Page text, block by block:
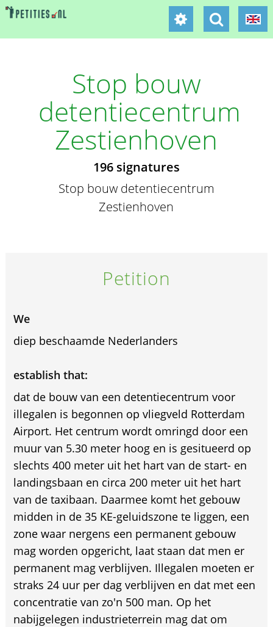
Stop bouw
detentiecentrum
Zestienhoven
196 signatures
Stop bouw detentiecentrum
Zestienhoven
Petition
We
diep beschaamde Nederlanders
establish that:
dat de bouw van een detentiecentrum voor
illegalen is begonnen op vliegveld Rotterdam
Airport. Het centrum wordt omringd door een
muur van 5.30 meter hoog en is gesitueerd op
slechts 400 meter uit het hart van de start- en
landingsbaan en circa 200 meter uit het hart
van de taxibaan. Daarmee komt het gebouw
midden in de 35 KE-geluidszone te liggen, een
zone waar nergens een permanent gebouw
mag worden opgericht, laat staan dat men er
permanent mag verblijven. Illegalen moeten er
straks 24 uur per dag verblijven en dat met een
concentratie van zo'n 500 man. Op het
nabijgelegen industrieterrein mag dat om